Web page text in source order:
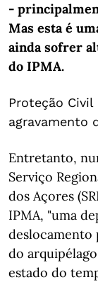
-
Mas esta é
ainda sofrer
do IPMA.
Proteção
agravamento
Entretanto,
Serviço
dos Açores
IPMA, "uma
deslocamento
do
estado do